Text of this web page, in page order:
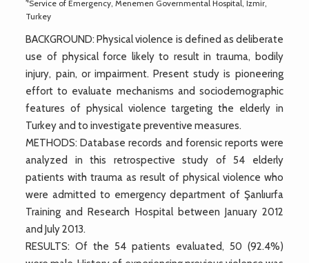
Service of Emergency, Menemen Governmental Hospital, Izmir,
Turkey
BACKGROUND: Physical violence is defined as deliberate
use of physical force likely to result in trauma, bodily
injury, pain, or impairment. Present study is pioneering
effort to evaluate mechanisms and sociodemographic
features of physical violence targeting the elderly in
Turkey and to investigate preventive measures.
METHODS: Database records and forensic reports were
analyzed in this retrospective study of 54 elderly
patients with trauma as result of physical violence who
were admitted to emergency department of Şanlıurfa
Training and Research Hospital between January 2012
and July 2013.
RESULTS: Of the 54 patients evaluated, 50 (92.4%)